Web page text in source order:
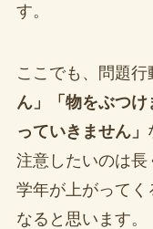
す。
ここでも、問題
ん」「物をぶつ
っていきません」
注意したいのは長
学年が上がってく
なると思います。